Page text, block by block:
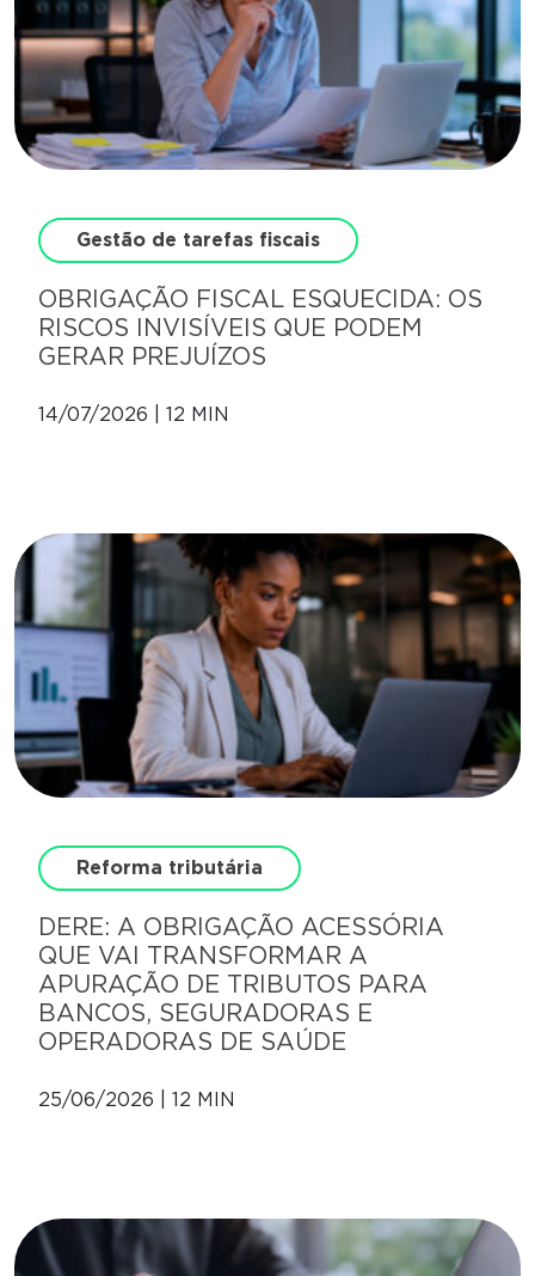
Gestão de tarefas fiscais
OBRIGAÇÃO FISCAL ESQUECIDA: OS
RISCOS INVISÍVEIS QUE PODEM
GERAR PREJUÍZOS
14/07/2026 | 12 MIN
Reforma tributária
DERE: A OBRIGAÇÃO ACESSÓRIA
QUE VAI TRANSFORMAR A
APURAÇÃO DE TRIBUTOS PARA
BANCOS, SEGURADORAS E
OPERADORAS DE SAÚDE
25/06/2026 | 12 MIN